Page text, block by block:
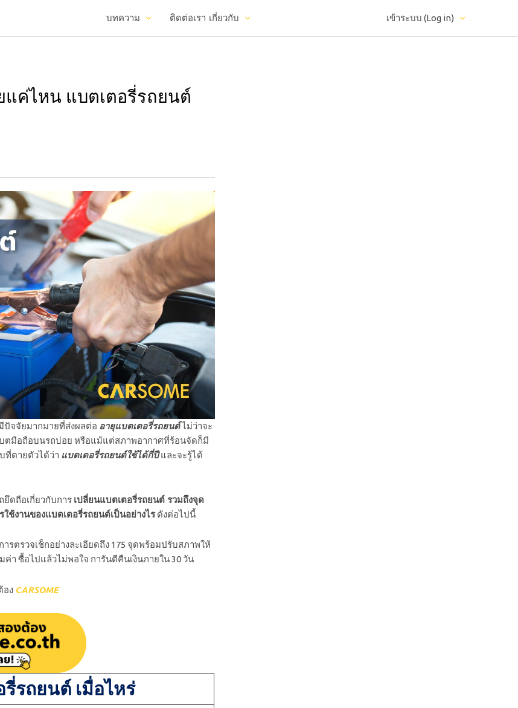
เกี่ยวกับ
บทความ ติดต่อเรา เข้าระบบ (Log in)
ค่ไหน แบตเตอรี่รถยนต์
ปัจจัยมากมายที่ส่งผลต่อ อายุแบตเตอรี่รถยนต์ไม่ว่าจะ
ตมือถือบนรถบ่อย หรือแม้แต่สภาพอากาศที่ร้อนจัดก็มี
ที่ตายตัวได้ว่า แบตเตอรี่รถยนต์ใช้ได้กี่ปีและจะรู้ได้
ยึดถือเกี่ยวกับการ เปลี่ยนแบตเตอรี่รถยนต์ รวมถึงจุด
ใช้งานของแบตเตอรี่รถยนต์เป็นอย่างไรดังต่อไปนี้
ตรวจเช็กอย่างละเอียดถึง 175 จุดพร้อมปรับสภาพให้
ค่า ซื้อไปแล้วไม่พอใจ การันตีคืนเงินภายใน 30 วัน
อง CARSOME
รถยนต์ เมื่อไหร่